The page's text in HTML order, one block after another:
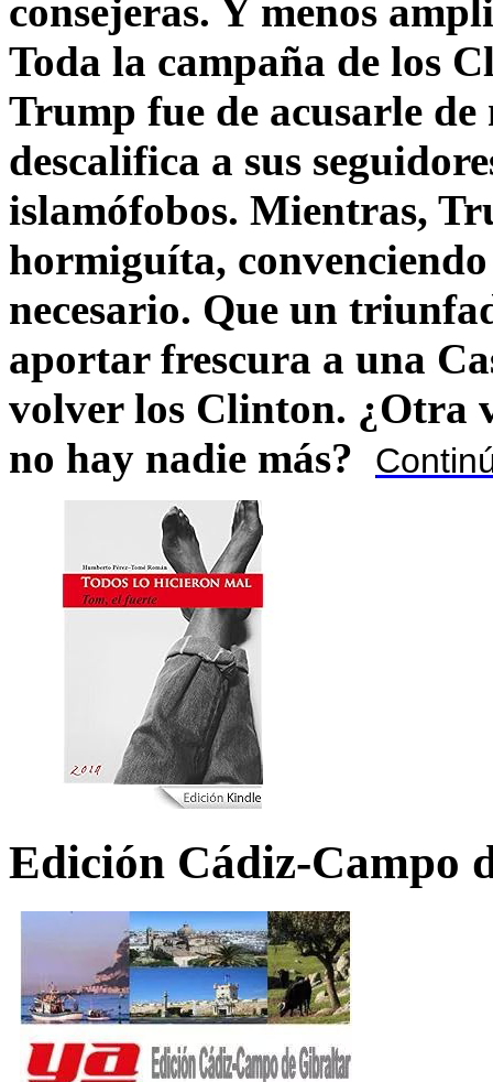
consejeras. Y menos
Toda la campaña de los
Trump fue de acusarle
descalifica a sus
islamófobos. Mientras,
hormiguíta,
necesario. Que un
aportar frescura a una
volver los Clinton. ¿Otra
no hay nadie más?
Edición Cádiz-Campo